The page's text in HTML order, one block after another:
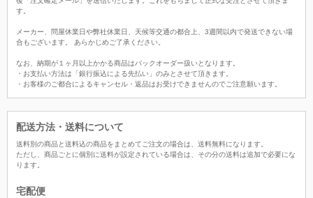
す。
メーカー、問屋休業日や弊社休業日、天候等交通の都合上、3週間以内で発送できない場
合もございます。 あらかじめご了承ください。
なお、納期が１ヶ月以上かかる商品はバックオーダー扱いとなります。
・お支払い方法は「銀行振込による先払い」のみとさせて頂きます。
・お客様のご都合によるキャンセル・返品はお受けできませんのでご注意願います。
配送方法・送料について
送料別の商品と送料込の商品をまとめてご注文の場合は、送料無料になります。
ただし、商品ごとに個別に送料が設定されている場合は、その分の送料は追加で必要にな
ります。
宅配便